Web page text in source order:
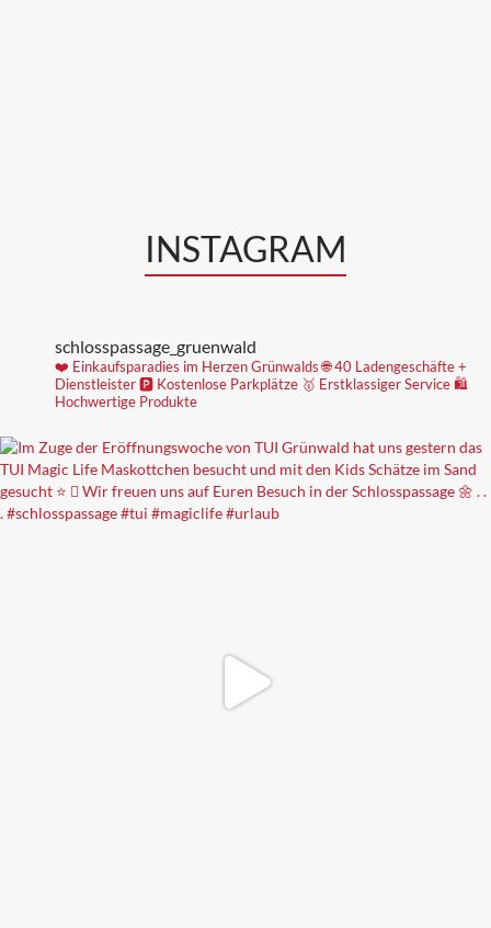
INSTAGRAM
schlosspassage_gruenwald
❤️ Einkaufsparadies im Herzen Grünwalds🌐 40 Ladengeschäfte +
Dienstleister🅿️ Kostenlose Parkplätze 🥇 Erstklassiger Service 🛍
Hochwertige Produkte